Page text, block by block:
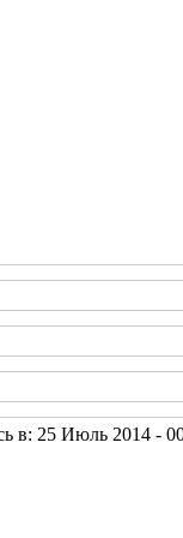
в: 25 Июль 2014 -